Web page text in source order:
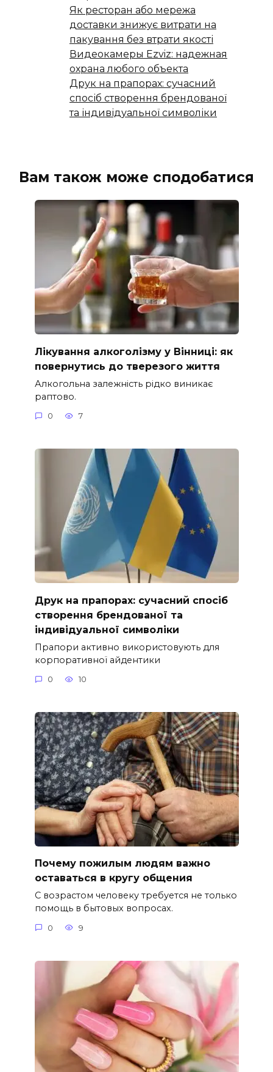
Як ресторан або мережа
доставки знижує витрати на
пакування без втрати якості
Видеокамеры Ezviz: надежная
охрана любого объекта
Друк на прапорах: сучасний
спосіб створення брендованої
та індивідуальної символіки
Вам також може сподобатися
Лікування алкоголізму у Вінниці: як
повернутись до тверезого життя
Алкогольна залежність рідко виникає
раптово.
0 7
Друк на прапорах: сучасний спосіб
створення брендованої та
індивідуальної символіки
Прапори активно використовують для
корпоративної айдентики
0 10
Почему пожилым людям важно
оставаться в кругу общения
С возрастом человеку требуется не только
помощь в бытовых вопросах.
0 9